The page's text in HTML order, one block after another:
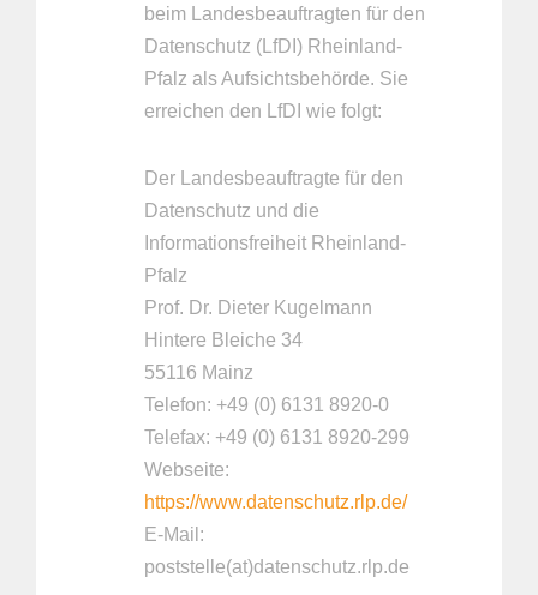
beim Landesbeauftragten für den
Datenschutz (LfDI) Rheinland-
Pfalz als Aufsichtsbehörde. Sie
erreichen den LfDI wie folgt:
Der Landesbeauftragte für den
Datenschutz und die
Informationsfreiheit Rheinland-
Pfalz
Prof. Dr. Dieter Kugelmann
Hintere Bleiche 34
55116 Mainz
Telefon: +49 (0) 6131 8920-0
Telefax: +49 (0) 6131 8920-299
Webseite:
https://www.datenschutz.rlp.de/
E-Mail:
poststelle(at)datenschutz.rlp.de